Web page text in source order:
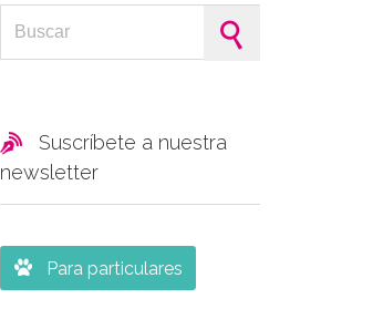

Suscríbete a nuestra
newsletter
 Para particulares